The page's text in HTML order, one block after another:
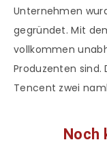
Unternehmen
gegründet. Mit
vollkommen
Produzenten
Tencent zwei
Noch